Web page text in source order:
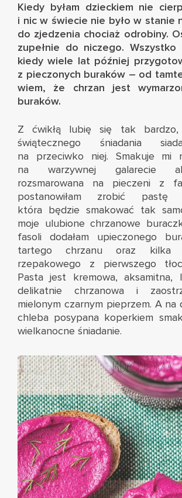
Kiedy byłam dzieckiem nie
i nic w świecie nie było w stanie
do zjedzenia chociaż odrobiny.
zupełnie do niczego. Wszystko
kiedy wiele lat później
z pieczonych buraków – od
wiem, że chrzan jest
buraków.
Z ćwikłą lubię się tak
świątecznego śniadania
na przeciwko niej. Smakuje mi
na warzywnej galarecie
rozsmarowana na pieczeni z
postanowiłam zrobić
która będzie smakować tak
moje ulubione chrzanowe
fasoli dodałam upieczonego
tartego chrzanu oraz kilka
rzepakowego z pierwszego
Pasta jest kremowa, aksamitna,
delikatnie chrzanowa i
mielonym czarnym pieprzem. A na
chleba posypana koperkiem
wielkanocne śniadanie.